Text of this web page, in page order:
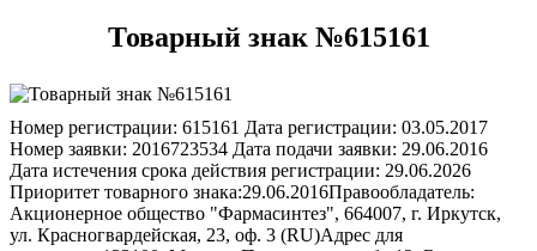
Товарный знак №615161
Номер регистрации: 615161 Дата регистрации: 03.05.2017
Номер заявки: 2016723534 Дата подачи заявки: 29.06.2016
Дата истечения срока действия регистрации: 29.06.2026
Приоритет товарного знака:29.06.2016Правообладатель:
Акционерное общество "Фармасинтез", 664007, г. Иркутск,
ул. Красногвардейская, 23, оф. 3 (RU)Адрес для